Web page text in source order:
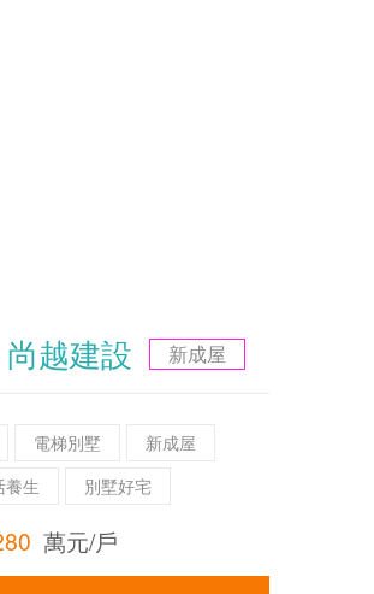
越建設 新成屋
電梯別墅
新成屋
養生 別墅好宅
萬元/戶